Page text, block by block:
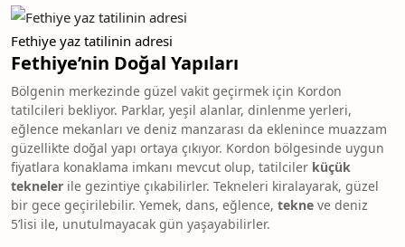
Fethiye yaz tatilinin adresi
Fethiye’nin Doğal Yapıları
Bölgenin merkezinde güzel vakit geçirmek için Kordon
tatilcileri bekliyor. Parklar, yeşil alanlar, dinlenme yerleri,
eğlence mekanları ve deniz manzarası da eklenince muazzam
güzellikte doğal yapı ortaya çıkıyor. Kordon bölgesinde uygun
fiyatlara konaklama imkanı mevcut olup, tatilciler küçük
tekneler ile gezintiye çıkabilirler. Tekneleri kiralayarak, güzel
bir gece geçirilebilir. Yemek, dans, eğlence, tekne ve deniz
5’lisi ile, unutulmayacak gün yaşayabilirler.